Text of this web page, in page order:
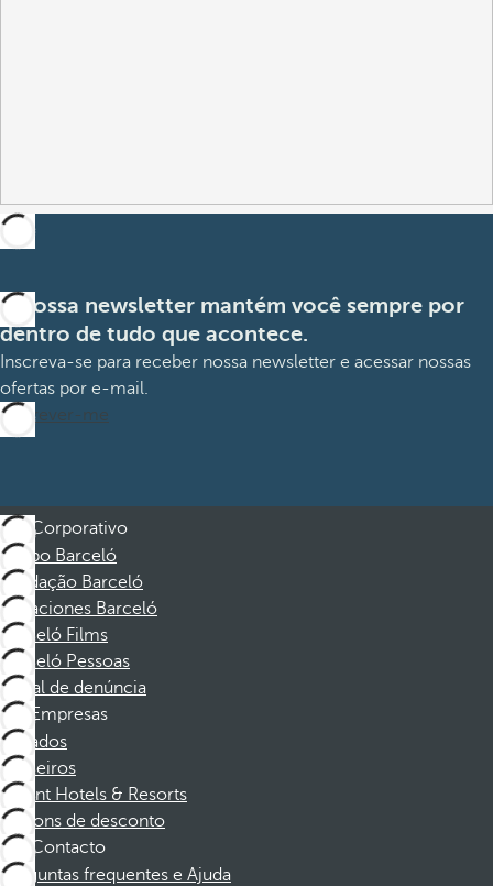
A nossa newsletter mantém você sempre por
dentro de tudo que acontece.
Inscreva-se para receber nossa newsletter e acessar nossas
ofertas por e-mail.
Inscrever-me
Corporativo
Grupo Barceló
Fundação Barceló
Vacaciones Barceló
Barceló Films
Barceló Pessoas
Canal de denúncia
Empresas
Afiliados
Parceiros
Dorint Hotels & Resorts
Cupons de desconto
Contacto
Perguntas frequentes e Ajuda